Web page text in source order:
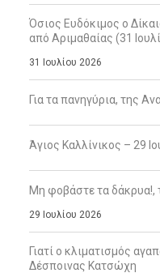
Όσιος Ευδόκιμος ο
από Αριμαθαίας (31
31 Ιουλίου 2026
Για τα πανηγύρια, της
Άγιος Καλλίνικος – 29
Μη φοβάστε τα δάκρυα!,
29 Ιουλίου 2026
Γιατί ο κλιματισμός
Δέσποινας Κατσώχη